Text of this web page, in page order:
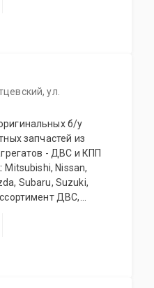
работы в данной
готовы Вас
ул.
б/у
запчастей из
- ДВС и КПП
Nissan,
Subaru, Suzuki,
ДВС,
гарантия качества
цены и
и оптовых